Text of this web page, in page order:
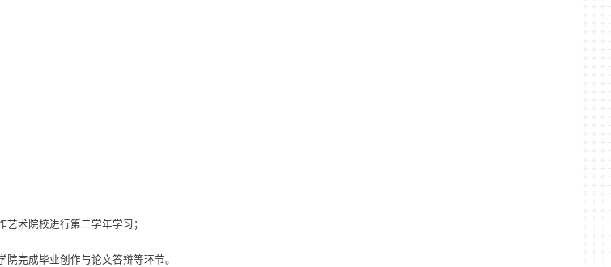
术院校进行第二学年学习；
完成毕业创作与论文答辩等环节。